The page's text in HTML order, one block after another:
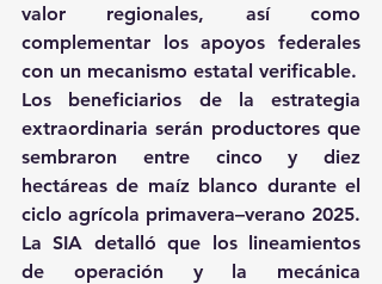
valor regionales, así como
complementar los apoyos federales
con un mecanismo estatal verificable.
Los beneficiarios de la estrategia
extraordinaria serán productores que
sembraron entre cinco y diez
hectáreas de maíz blanco durante el
ciclo agrícola primavera–verano 2025.
La SIA detalló que los lineamientos
de operación y la mecánica